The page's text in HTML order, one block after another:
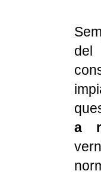
del
a